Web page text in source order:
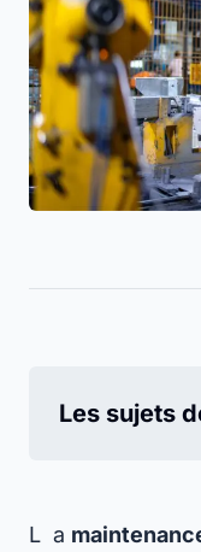
Les sujets
L a